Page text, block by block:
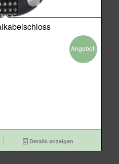
Angebot!
Details anzeigen